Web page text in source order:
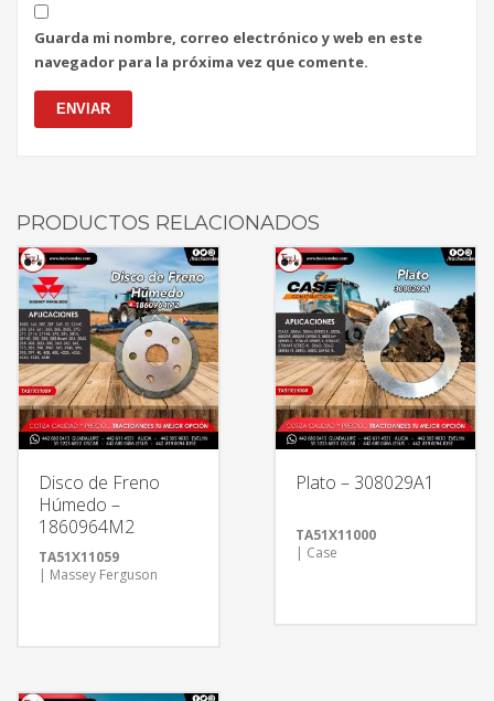
Guarda mi nombre, correo electrónico y web en este
navegador para la próxima vez que comente.
PRODUCTOS RELACIONADOS
Disco de Freno
Húmedo –
1860964M2
TA51X11059
| Massey Ferguson
Plato – 308029A1
TA51X11000
| Case